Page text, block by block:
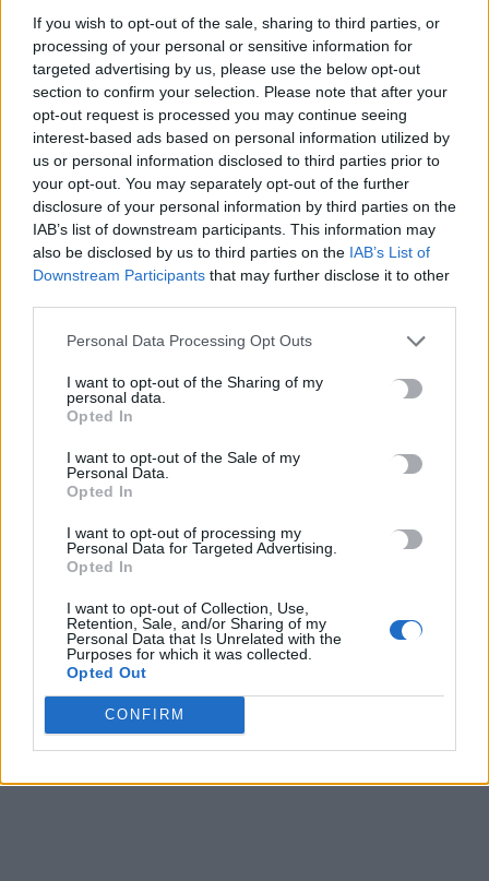
If you wish to opt-out of the sale, sharing to third parties, or
processing of your personal or sensitive information for
targeted advertising by us, please use the below opt-out
section to confirm your selection. Please note that after your
opt-out request is processed you may continue seeing
interest-based ads based on personal information utilized by
us or personal information disclosed to third parties prior to
your opt-out. You may separately opt-out of the further
disclosure of your personal information by third parties on the
IAB’s list of downstream participants. This information may
also be disclosed by us to third parties on the IAB’s List of
Downstream Participants that may further disclose it to other
Personal Data Processing Opt Outs
I want to opt-out of the Sharing of my
personal data.
Opted In
I want to opt-out of the Sale of my
Personal Data.
Opted In
I want to opt-out of processing my
Personal Data for Targeted Advertising.
Opted In
I want to opt-out of Collection, Use,
Retention, Sale, and/or Sharing of my
Personal Data that Is Unrelated with the
Purposes for which it was collected.
Opted Out
CONFIRM
Στα ύψη ο υδράργυρος σε 8 περιοχές το Σάββατο – Πού η
θερμοκρασία ξεπέρασε τους 39 βαθμούς
9 Αυγούστου, 2026
Πάρος: Στο μικροσκόπιο τα μέτρα ασφαλείας στο beach bar
όπου πνίγηκε ο 4χρονος – Τι εξετάζεται
9 Αυγούστου, 2026
Στις 12 Αυγούστου η ολική έκλειψη ηλίου – Πότε θα
σκοτεινιάσει ο ουρανός στην Ευρώπη
Μειωμένη Σύνταξη: Όλα όσα πρέπει να γνωρίζετε – Τα
«κλειδιά» για την τελική επιλογή
9 Αυγούστου, 2026
Το σπίτι του τρόμου στο Άινταχο: Η νύχτα που τέσσερις
φοιτητές δολοφονήθηκαν μέσα σε λίγα λεπτά
Οι «αθόρυβοι» δείκτες: τα KPIs που ξεχωρίζουν την ώριμη
ξενοδοχειακή διοίκηση
9 Αυγούστου, 2026
TRENDING
#ΠΝΙΓΜΟΣ #ΠΑΡΟΣ #ΠΙΣΙΝΑ #ΕΚΛΕΙΨΗ ΗΛΙΟΥ